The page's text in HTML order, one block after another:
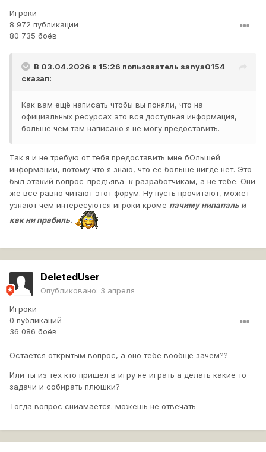
Игроки
8 972 публикации
80 735 боёв
В 03.04.2026 в 15:26 пользователь sanya0154
сказал:
Как вам ещё написать чтобы вы поняли, что на
официальных ресурсах это вся доступная информация,
больше чем там написано я не могу предоставить.
Так я и не требую от тебя предоставить мне бОльшей
информации, потому что я знаю, что ее больше нигде нет. Это
был этакий вопрос-предъява к разработчикам, а не тебе. Они
же все равно читают этот форум. Ну пусть прочитают, может
узнают чем интересуются игроки кроме пачиму нипапаль и
как ни прабиль.
DeletedUser
Опубликовано: 3 апреля
Игроки
0 публикаций
36 086 боёв
Остается открытым вопрос, а оно тебе вообще зачем??
Или ты из тех кто пришел в игру не играть а делать какие то
задачи и собирать плюшки?
Тогда вопрос сниамается. можешь не отвечать